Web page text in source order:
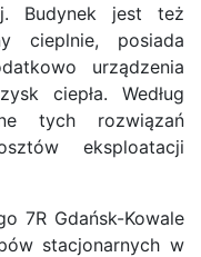
Budynek jest też
cieplnie, posiada
urządzenia
ciepła. Według
tych rozwiązań
eksploatacji
7R Gdańsk-Kowale
stacjonarnych w